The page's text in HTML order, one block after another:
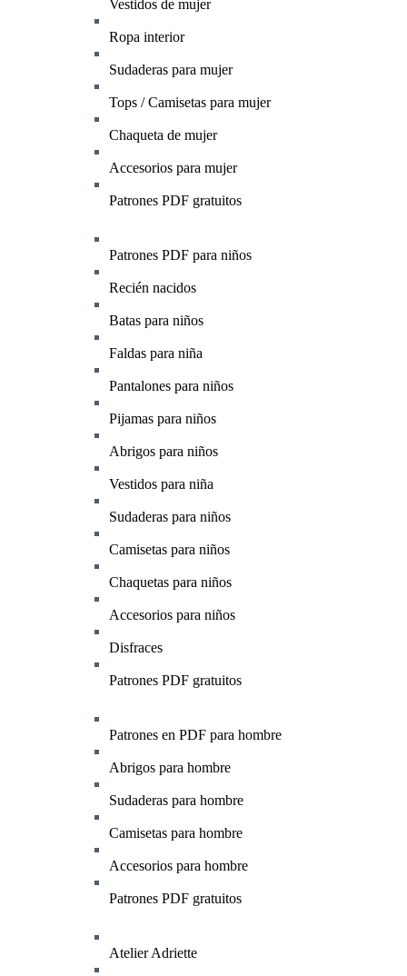
Vestidos de mujer
Ropa interior
Sudaderas para mujer
Tops / Camisetas para mujer
Chaqueta de mujer
Accesorios para mujer
Patrones PDF gratuitos
Patrones PDF para niños
Recién nacidos
Batas para niños
Faldas para niña
Pantalones para niños
Pijamas para niños
Abrigos para niños
Vestidos para niña
Sudaderas para niños
Camisetas para niños
Chaquetas para niños
Accesorios para niños
Disfraces
Patrones PDF gratuitos
Patrones en PDF para hombre
Abrigos para hombre
Sudaderas para hombre
Camisetas para hombre
Accesorios para hombre
Patrones PDF gratuitos
Atelier Adriette